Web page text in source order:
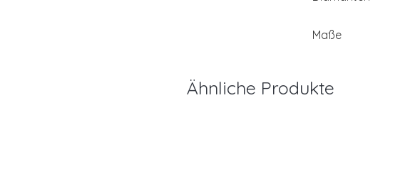
Maße
Ähnliche Produkte